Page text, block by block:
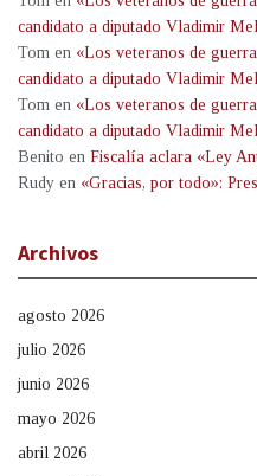
candidato a diputado Vladimir
Tom en «Los veteranos de
candidato a diputado Vladimir
Tom en «Los veteranos de
candidato a diputado Vladimir
Benito en Fiscalía aclara «Ley
Rudy en «Gracias, por todo»:
Archivos
agosto 2026
julio 2026
junio 2026
mayo 2026
abril 2026